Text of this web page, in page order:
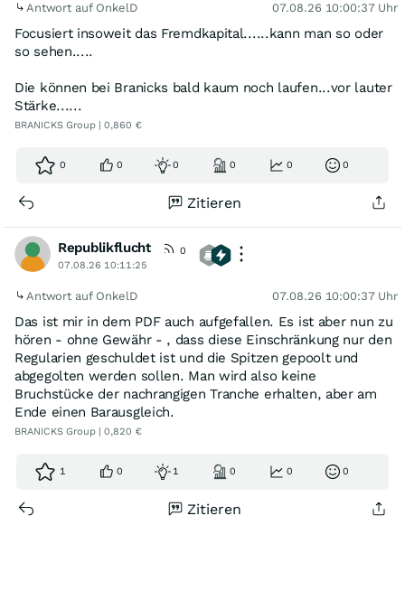
Antwort auf OnkelD 07.08.26 10:00:37 Uhr
Focusiert insoweit das Fremdkapital......kann man so oder
so sehen.....
Die können bei Branicks bald kaum noch laufen...vor lauter
Stärke......
BRANICKS Group | 0,860 €
0 0 0 0 0 0
Zitieren
Republikflucht
0
07.08.26 10:11:25
Antwort auf OnkelD 07.08.26 10:00:37 Uhr
Das ist mir in dem PDF auch aufgefallen. Es ist aber nun zu
hören - ohne Gewähr - , dass diese Einschränkung nur den
Regularien geschuldet ist und die Spitzen gepoolt und
abgegolten werden sollen. Man wird also keine
Bruchstücke der nachrangigen Tranche erhalten, aber am
Ende einen Barausgleich.
BRANICKS Group | 0,820 €
1 0 1 0 0 0
Zitieren